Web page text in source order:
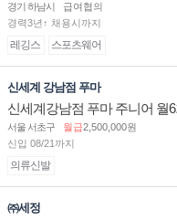
경기 하남시
급여협의
경력3년↑ 채용시까지
레깅스 스포츠웨어
신세계 강남점 푸마
신세계강남점 푸마 주니어 월
서울 서초구 월급2,500,000원
신입 08/21까지
의류신발
㈜세정